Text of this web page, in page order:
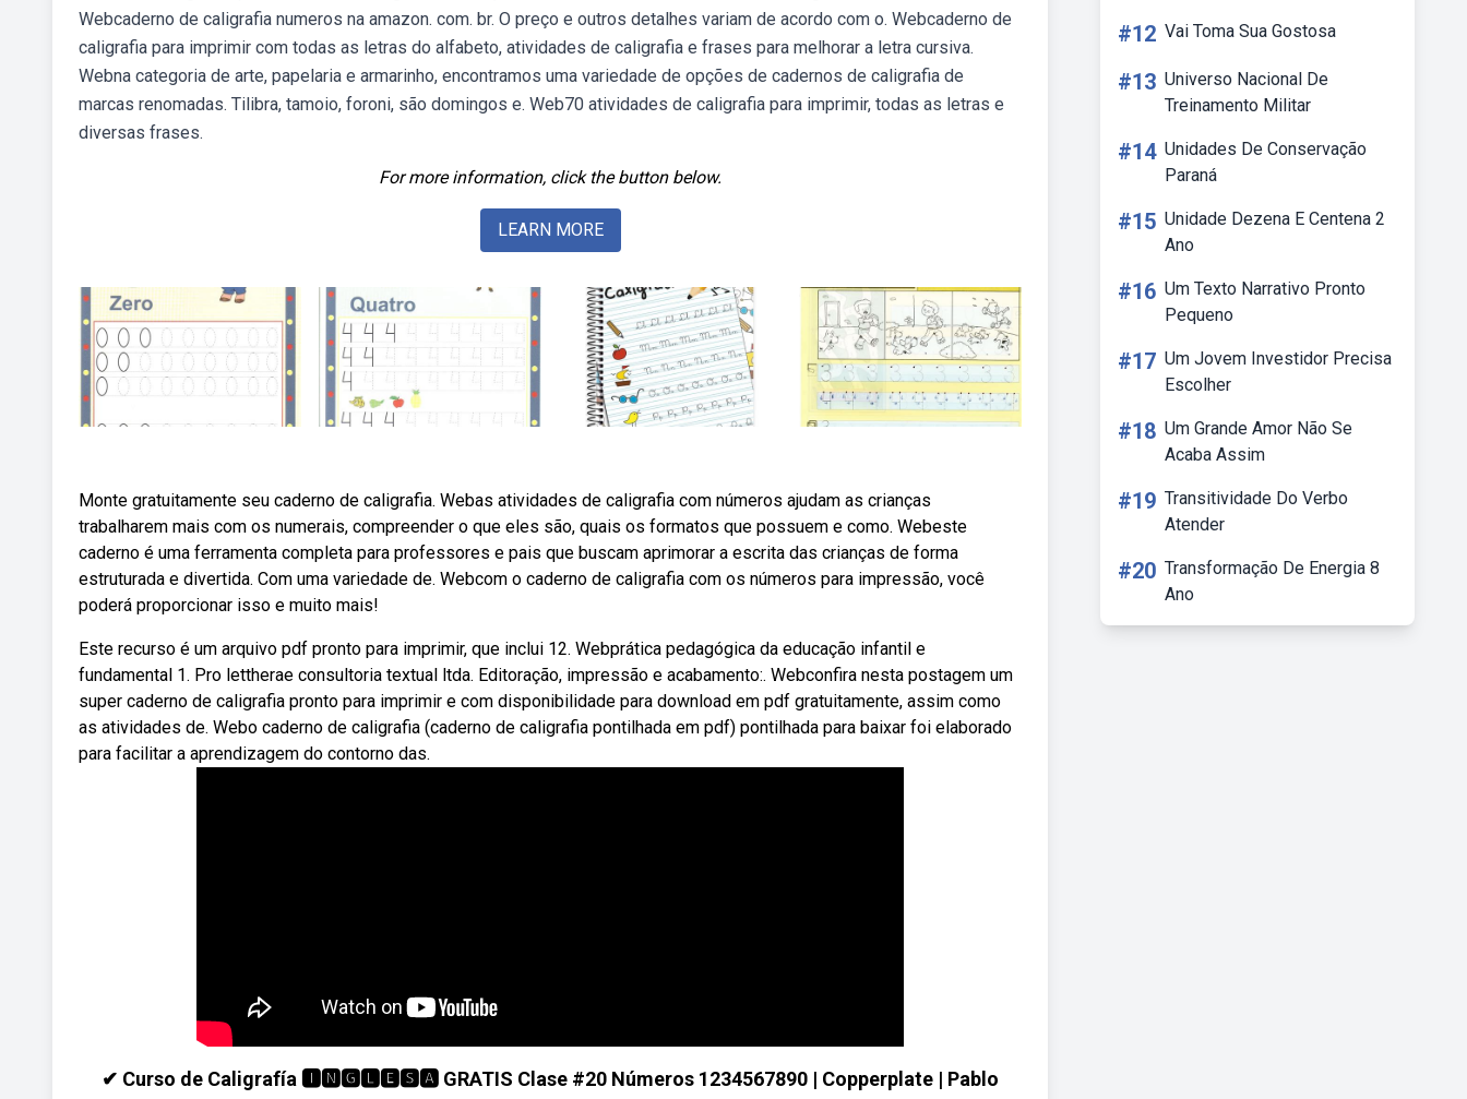
Webcaderno de caligrafia numeros na amazon. com. br. O preço e outros detalhes variam de acordo com o. Webcaderno de
caligrafia para imprimir com todas as letras do alfabeto, atividades de caligrafia e frases para melhorar a letra cursiva.
Webna categoria de arte, papelaria e armarinho, encontramos uma variedade de opções de cadernos de caligrafia de
marcas renomadas. Tilibra, tamoio, foroni, são domingos e. Web70 atividades de caligrafia para imprimir, todas as letras e
diversas frases.
For more information, click the button below.
LEARN MORE
Monte gratuitamente seu caderno de caligrafia. Webas atividades de caligrafia com números ajudam as crianças
trabalharem mais com os numerais, compreender o que eles são, quais os formatos que possuem e como. Webeste
caderno é uma ferramenta completa para professores e pais que buscam aprimorar a escrita das crianças de forma
estruturada e divertida. Com uma variedade de. Webcom o caderno de caligrafia com os números para impressão, você
poderá proporcionar isso e muito mais!
Este recurso é um arquivo pdf pronto para imprimir, que inclui 12. Webprática pedagógica da educação infantil e
fundamental 1. Pro lettherae consultoria textual ltda. Editoração, impressão e acabamento:. Webconfira nesta postagem um
super caderno de caligrafia pronto para imprimir e com disponibilidade para download em pdf gratuitamente, assim como
as atividades de. Webo caderno de caligrafia (caderno de caligrafia pontilhada em pdf) pontilhada para baixar foi elaborado
para facilitar a aprendizagem do contorno das.
✔ Curso de Caligrafía 🅸🅽🅶🅻🅴🆂🅰 GRATIS Clase #20 Números 1234567890 | Copperplate | Pablo
#12 Vai Toma Sua Gostosa
#13 Universo Nacional De
Treinamento Militar
#14 Unidades De Conservação
Paraná
#15 Unidade Dezena E Centena 2
Ano
#16 Um Texto Narrativo Pronto
Pequeno
#17 Um Jovem Investidor Precisa
Escolher
#18 Um Grande Amor Não Se
Acaba Assim
#19 Transitividade Do Verbo
Atender
#20 Transformação De Energia 8
Ano